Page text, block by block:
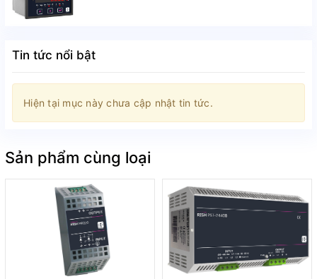
Tin tức nổi bật
Hiện tại mục này chưa cập nhật tin tức.
Sản phẩm cùng loại